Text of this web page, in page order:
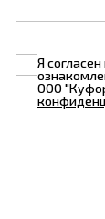
Я согласен
ООО